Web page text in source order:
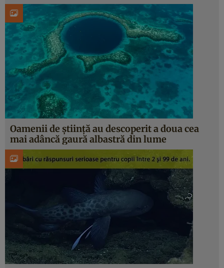
Oamenii de știință au descoperit a doua cea
mai adâncă gaură albastră din lume